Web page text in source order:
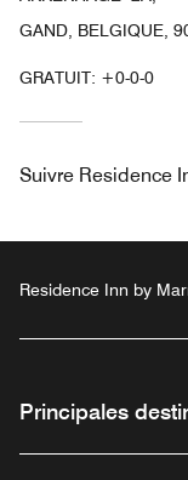
GAND, BELGIQUE,
GRATUIT: +0-0-0
Suivre Residence
Residence Inn by
Principales